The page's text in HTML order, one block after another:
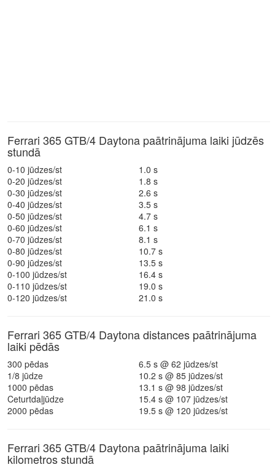
Ferrari 365 GTB/4 Daytona paātrinājuma laiki jūdzēs
stundā
0-10 jūdzes/st
1.0 s
0-20 jūdzes/st
1.8 s
0-30 jūdzes/st
2.6 s
0-40 jūdzes/st
3.5 s
0-50 jūdzes/st
4.7 s
0-60 jūdzes/st
6.1 s
0-70 jūdzes/st
8.1 s
0-80 jūdzes/st
10.7 s
0-90 jūdzes/st
13.5 s
0-100 jūdzes/st
16.4 s
0-110 jūdzes/st
19.0 s
0-120 jūdzes/st
21.0 s
Ferrari 365 GTB/4 Daytona distances paātrinājuma
laiki pēdās
300 pēdas
6.5 s @ 62 jūdzes/st
1/8 jūdze
10.2 s @ 85 jūdzes/st
1000 pēdas
13.1 s @ 98 jūdzes/st
Ceturtdaļjūdze
15.4 s @ 107 jūdzes/st
2000 pēdas
19.5 s @ 120 jūdzes/st
Ferrari 365 GTB/4 Daytona paātrinājuma laiki
kilometros stundā